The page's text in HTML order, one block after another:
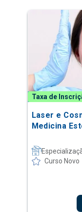
Taxa de
Laser e
Medicina
Curso Novo